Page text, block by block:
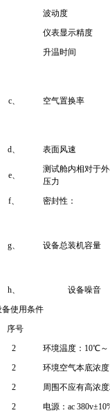
波动度
仪表显示精度
升温时间
c、 空气置换率
d、 表面风速
e、
测试舱内相对于
压力
f、
密封性：
g、 设备总装机容量
h、
设备噪音
备使用条件
序号
2
环境温度：10℃～
2
环境空气本底浓度
2
周围不应有高浓
2
电源：ac